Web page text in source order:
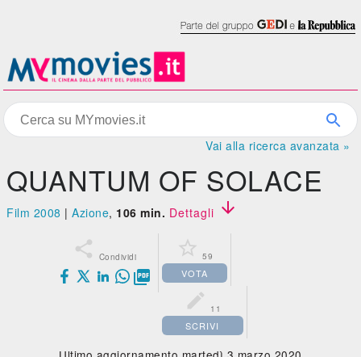
Vai alla ricerca avanzata »
QUANTUM OF SOLACE
Film 2008 |Azione, 106 min. Dettagli 
 Condividi

 59
VOTA
 11
SCRIVI